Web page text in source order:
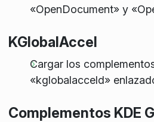
«OpenDocument» y
KGlobalAccel
Cargar los
«kglobalacceld»
Complementos KDE